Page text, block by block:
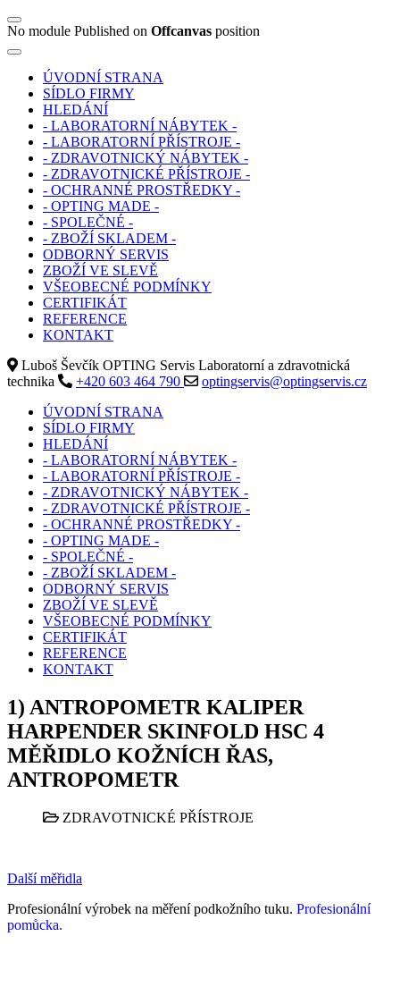
No module Published on Offcanvas position
ÚVODNÍ STRANA
SÍDLO FIRMY
HLEDÁNÍ
- LABORATORNÍ NÁBYTEK -
- LABORATORNÍ PŘÍSTROJE -
- ZDRAVOTNICKÝ NÁBYTEK -
- ZDRAVOTNICKÉ PŘÍSTROJE -
- OCHRANNÉ PROSTŘEDKY -
- OPTING MADE -
- SPOLEČNÉ -
- ZBOŽÍ SKLADEM -
ODBORNÝ SERVIS
ZBOŽÍ VE SLEVĚ
VŠEOBECNÉ PODMÍNKY
CERTIFIKÁT
REFERENCE
KONTAKT
Luboš Ševčík OPTING Servis Laboratorní a zdravotnická
technika
+420 603 464 790
optingservis@optingservis.cz
ÚVODNÍ STRANA
SÍDLO FIRMY
HLEDÁNÍ
- LABORATORNÍ NÁBYTEK -
- LABORATORNÍ PŘÍSTROJE -
- ZDRAVOTNICKÝ NÁBYTEK -
- ZDRAVOTNICKÉ PŘÍSTROJE -
- OCHRANNÉ PROSTŘEDKY -
- OPTING MADE -
- SPOLEČNÉ -
- ZBOŽÍ SKLADEM -
ODBORNÝ SERVIS
ZBOŽÍ VE SLEVĚ
VŠEOBECNÉ PODMÍNKY
CERTIFIKÁT
REFERENCE
KONTAKT
1) ANTROPOMETR KALIPER
HARPENDER SKINFOLD HSC 4
MĚŘIDLO KOŽNÍCH ŘAS,
ANTROPOMETR
ZDRAVOTNICKÉ PŘÍSTROJE
Další měřidla
Profesionální výrobek na měření podkožního tuku. Profesionální
pomůcka.